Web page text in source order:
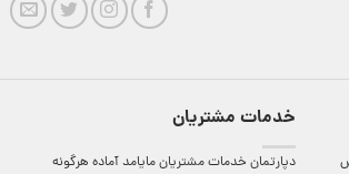
خدمات مشتریان
دپارتمان خدمات مشتریان مایامد آماده هرگونه